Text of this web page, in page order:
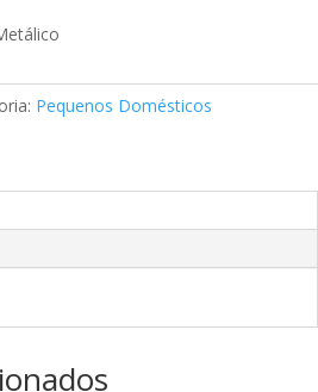
Pequenos Domésticos